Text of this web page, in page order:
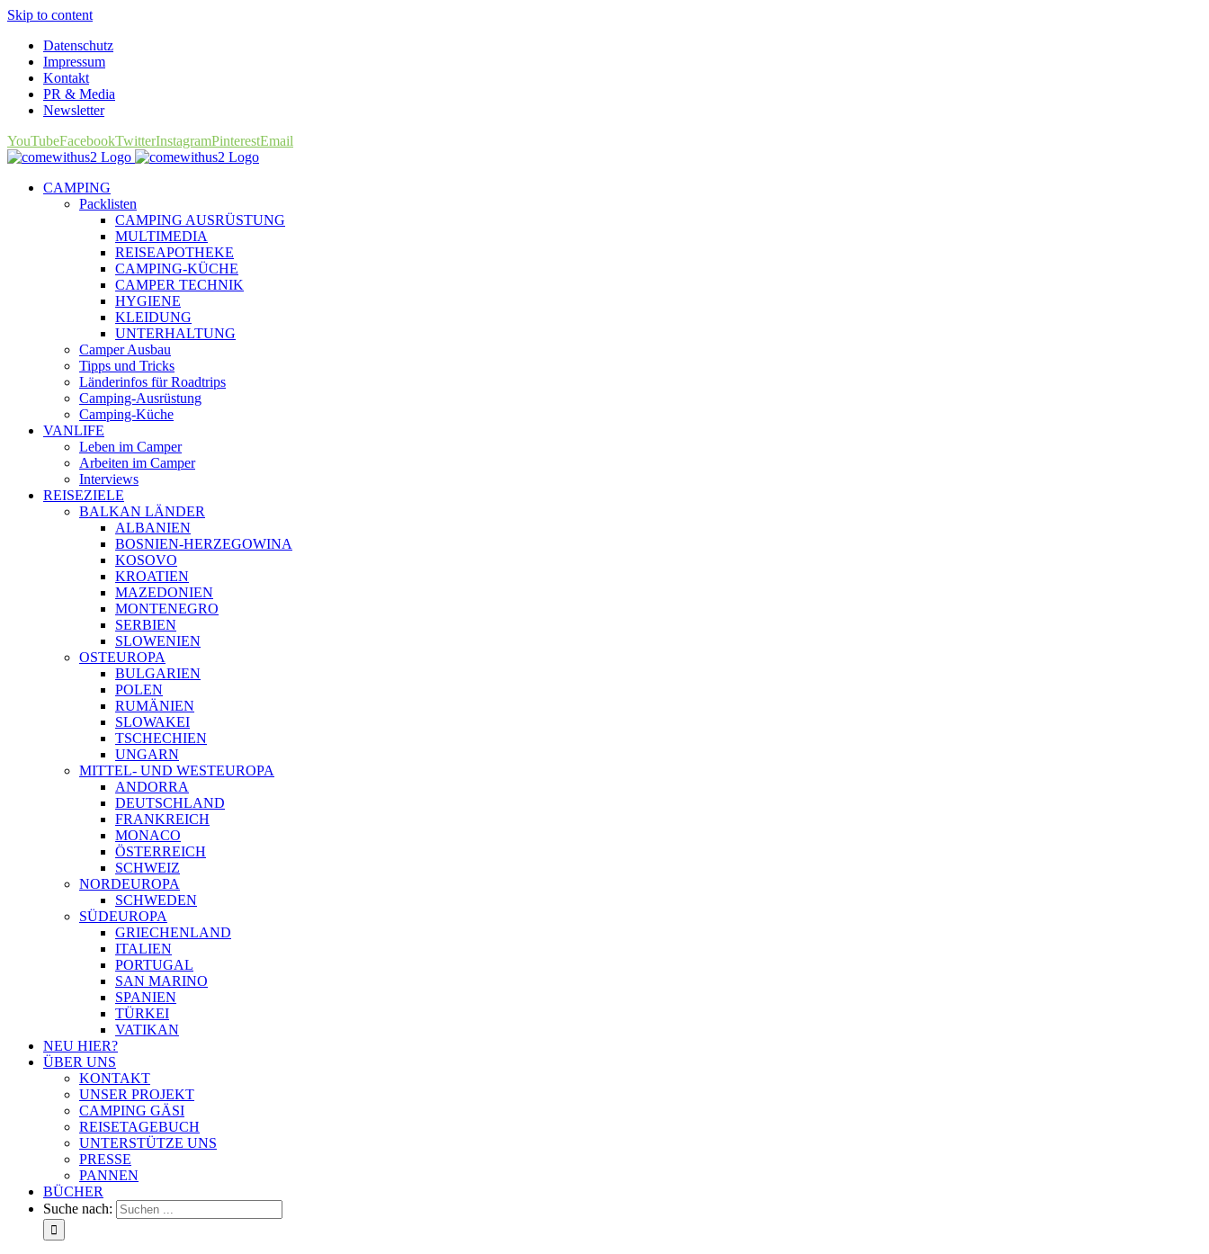
Skip to content
Datenschutz
Impressum
Kontakt
PR & Media
Newsletter
YouTubeFacebookTwitterInstagramPinterestEmail
CAMPING
Packlisten
CAMPING AUSRÜSTUNG
MULTIMEDIA
REISEAPOTHEKE
CAMPING-KÜCHE
CAMPER TECHNIK
HYGIENE
KLEIDUNG
UNTERHALTUNG
Camper Ausbau
Tipps und Tricks
Länderinfos für Roadtrips
Camping-Ausrüstung
Camping-Küche
VANLIFE
Leben im Camper
Arbeiten im Camper
Interviews
REISEZIELE
BALKAN LÄNDER
ALBANIEN
BOSNIEN-HERZEGOWINA
KOSOVO
KROATIEN
MAZEDONIEN
MONTENEGRO
SERBIEN
SLOWENIEN
OSTEUROPA
BULGARIEN
POLEN
RUMÄNIEN
SLOWAKEI
TSCHECHIEN
UNGARN
MITTEL- UND WESTEUROPA
ANDORRA
DEUTSCHLAND
FRANKREICH
MONACO
ÖSTERREICH
SCHWEIZ
NORDEUROPA
SCHWEDEN
SÜDEUROPA
GRIECHENLAND
ITALIEN
PORTUGAL
SAN MARINO
SPANIEN
TÜRKEI
VATIKAN
NEU HIER?
ÜBER UNS
KONTAKT
UNSER PROJEKT
CAMPING GÄSI
REISETAGEBUCH
UNTERSTÜTZE UNS
PRESSE
PANNEN
BÜCHER
Suche nach: